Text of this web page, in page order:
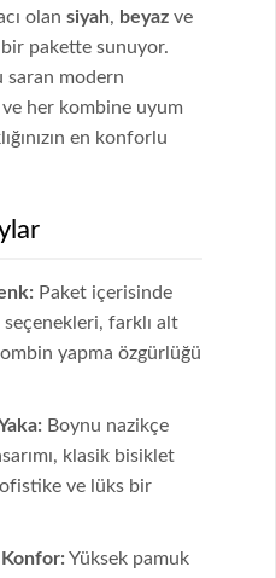
olan siyah, beyaz ve
pakette sunuyor.
saran modern
her kombine uyum
en konforlu
Paket içerisinde
farklı alt
yapma özgürlüğü
Boynu nazikçe
klasik bisiklet
ve lüks bir
Yüksek pamuk